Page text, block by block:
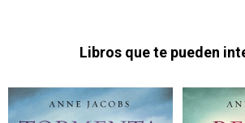
Libros que te pueden